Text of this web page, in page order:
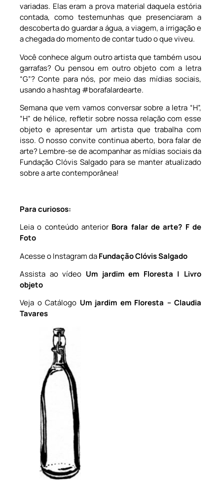
variadas. Elas eram a prova material daquela estória
contada, como testemunhas que presenciaram a
descoberta do guardar a água, a viagem, a irrigação e
a chegada do momento de contar tudo o que viveu.
Você conhece algum outro artista que também usou
garrafas? Ou pensou em outro objeto com a letra
“G”? Conte para nós, por meio das mídias sociais,
usando a hashtag #borafalardearte.
Semana que vem vamos conversar sobre a letra “H”,
“H” de hélice, refletir sobre nossa relação com esse
objeto e apresentar um artista que trabalha com
isso. O nosso convite continua aberto, bora falar de
arte? Lembre-se de acompanhar as mídias sociais da
Fundação Clóvis Salgado para se manter atualizado
sobre a arte contemporânea!
Para curiosos:
Leia o conteúdo anterior Bora falar de arte? F de
Foto
Acesse o Instagram daFundação Clóvis Salgado
Assista ao vídeo Um jardim em Floresta | Livro
objeto
Veja o Catálogo Um jardim em Floresta – Claudia
Tavares